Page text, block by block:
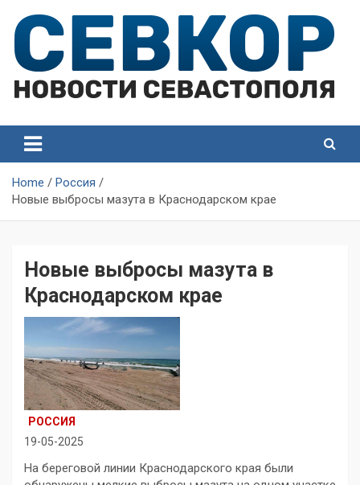
content
Севастополя
Севастополя
Home
Россия
Новые выбросы мазута в Краснодарском крае
Новые выбросы мазута в
Краснодарском крае
РОССИЯ
19-05-2025
На береговой линии Краснодарского края были